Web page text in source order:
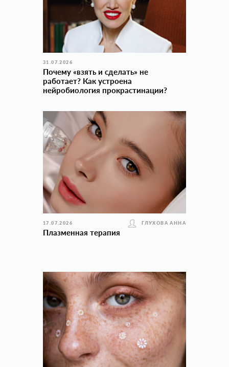
31.07.2026
Почему «взять и сделать» не
работает? Как устроена
нейробиология прокраcтинации?
17.07.2026 ГЛУХОВА АННА
Плазменная терапия